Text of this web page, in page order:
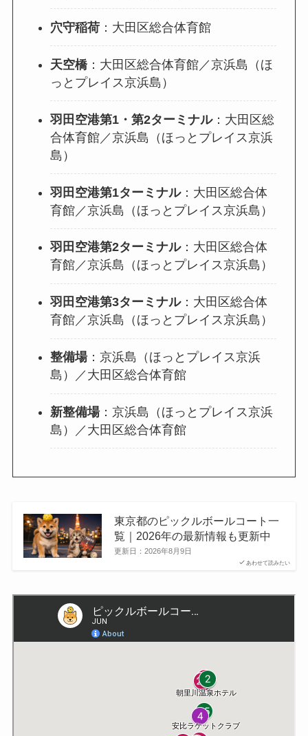
穴守稲荷：大田区総合体育館
天空橋：大田区総合体育館／京浜島（ほ
っとプレイス京浜島）
羽田空港第1・第2ターミナル：大田区総
合体育館／京浜島（ほっとプレイス京浜
島）
羽田空港第1ターミナル：大田区総合体
育館／京浜島（ほっとプレイス京浜島）
羽田空港第2ターミナル：大田区総合体
育館／京浜島（ほっとプレイス京浜島）
羽田空港第3ターミナル：大田区総合体
育館／京浜島（ほっとプレイス京浜島）
整備場：京浜島（ほっとプレイス京浜
島）／大田区総合体育館
新整備場：京浜島（ほっとプレイス京浜
島）／大田区総合体育館
あわせて読みたい
東京都のピックルボールコート一
覧｜2026年の最新情報も更新中
更新日： 2026年8月9日